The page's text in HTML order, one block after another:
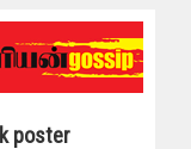
poster